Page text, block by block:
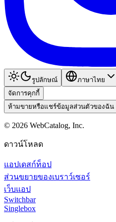
รูปลักษณ์
ภาษาไทย
จัดการคุกกี้
ห้ามขายหรือแชร์ข้อมูลส่วนตัวของฉัน
© 2026 WebCatalog, Inc.
ดาวน์โหลด
แอปเดสก์ท็อป
ส่วนขยายของเบราว์เซอร์
เว็บแอป
Switchbar
Singlebox